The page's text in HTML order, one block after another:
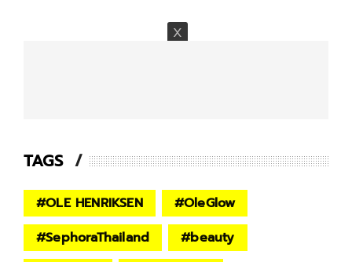
TAGS
#OLE HENRIKSEN #OleGlow
#SephoraThailand #beauty